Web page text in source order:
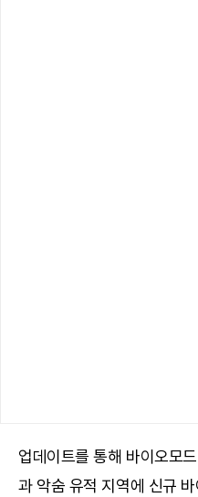
업데이트를 통해 바이오모
과 악숨 유적 지역에 신규